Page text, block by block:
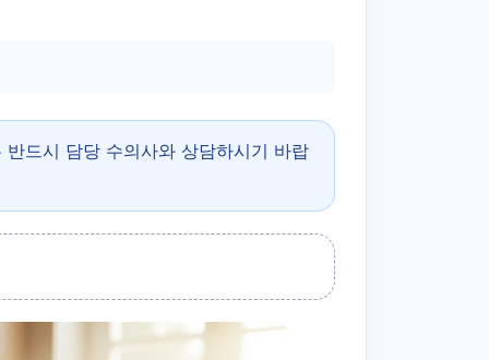
드시 담당 수의사와 상담하시기 바랍